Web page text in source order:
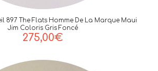
897 The Flats Homme De La Marque Maui
Jim Coloris Gris Foncé
275,00€